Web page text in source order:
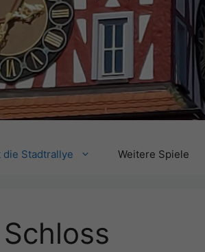
Stadtrallye Weitere Spiele